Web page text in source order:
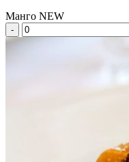
Манго NEW
-